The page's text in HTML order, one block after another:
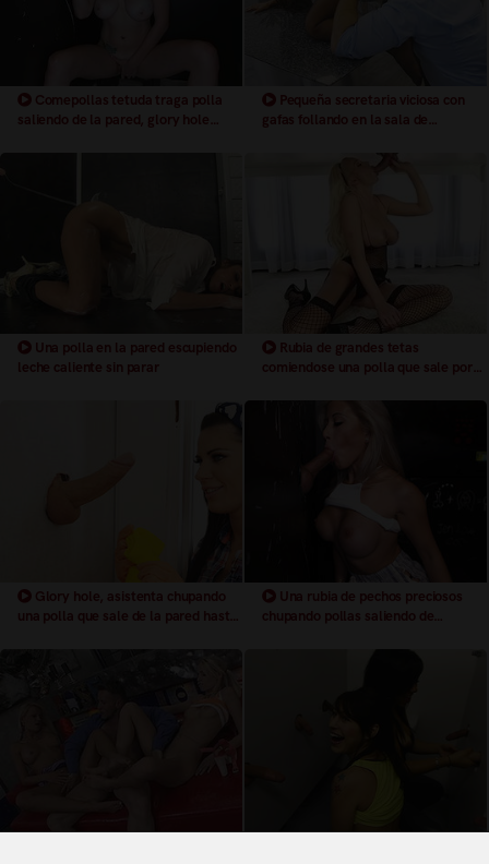
Comepollas tetuda traga polla
saliendo de la pared, glory hole
Pequeña secretaria viciosa con
gafas follando en la sala de
Una polla en la pared escupiendo
leche caliente sin parar
Rubia de grandes tetas
comiendose una polla que sale por
Glory hole, asistenta chupando
una polla que sale de la pared hasta
Una rubia de pechos preciosos
chupando pollas saliendo de